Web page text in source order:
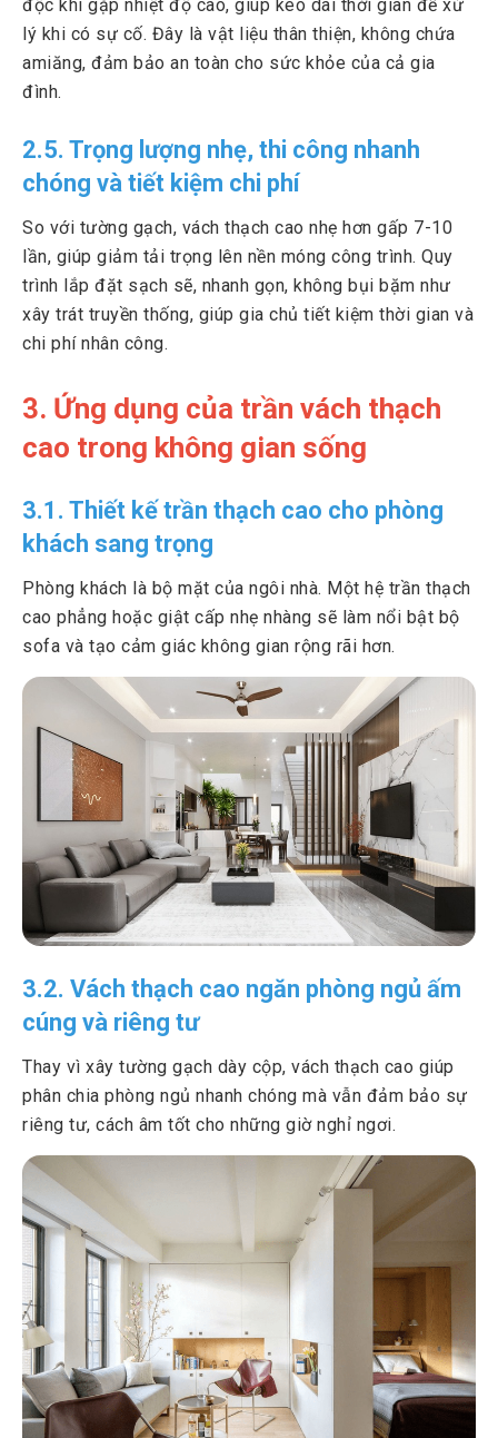
độc khi gặp nhiệt độ cao, giúp kéo dài thời gian để xử
lý khi có sự cố. Đây là vật liệu thân thiện, không chứa
amiăng, đảm bảo an toàn cho sức khỏe của cả gia
đình.
2.5. Trọng lượng nhẹ, thi công nhanh
chóng và tiết kiệm chi phí
So với tường gạch, vách thạch cao nhẹ hơn gấp 7-10
lần, giúp giảm tải trọng lên nền móng công trình. Quy
trình lắp đặt sạch sẽ, nhanh gọn, không bụi bặm như
xây trát truyền thống, giúp gia chủ tiết kiệm thời gian và
chi phí nhân công.
3. Ứng dụng của trần vách thạch
cao trong không gian sống
3.1. Thiết kế trần thạch cao cho phòng
khách sang trọng
Phòng khách là bộ mặt của ngôi nhà. Một hệ trần thạch
cao phẳng hoặc giật cấp nhẹ nhàng sẽ làm nổi bật bộ
sofa và tạo cảm giác không gian rộng rãi hơn.
3.2. Vách thạch cao ngăn phòng ngủ ấm
cúng và riêng tư
Thay vì xây tường gạch dày cộp, vách thạch cao giúp
phân chia phòng ngủ nhanh chóng mà vẫn đảm bảo sự
riêng tư, cách âm tốt cho những giờ nghỉ ngơi.